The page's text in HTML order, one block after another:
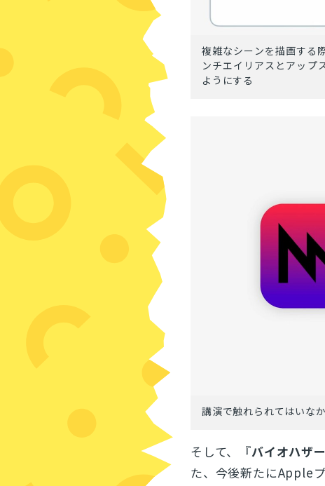
複雑なシーンを描画する
ンチエイリアスとアップ
ようにする
講演で触れられてはいな
そして、『バイオハザ
た、今後新たにApple